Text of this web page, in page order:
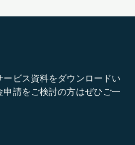
ビス資料をダウンロードい
申請をご検討の方はぜひご一